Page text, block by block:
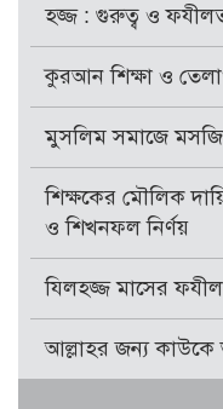
হজ্জ : গুরুত্ব ও
কুরআন শিক্ষা ও
মুসলিম সমাজে
শিক্ষকের মৌলিক
ও শিখনফল নির্ণয়
যিলহজ্জ মাসের
আল্লাহর জন্য কাউকে